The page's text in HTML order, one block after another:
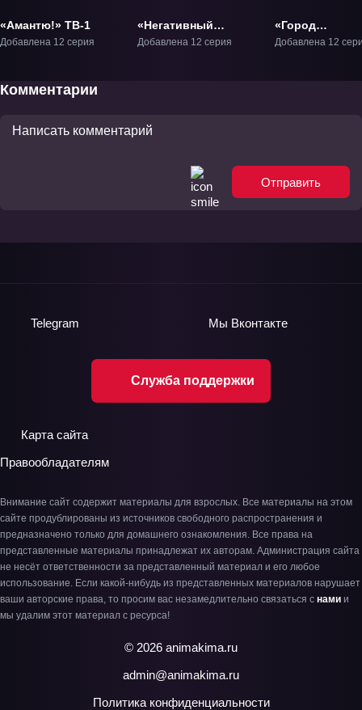
«Амантю!» ТВ-1
Добавлена 12 серия
«Негативный
позитивный рыбак»
Добавлена 12 серия
«Город
Добавлена 12
Комментарии
Отправить
Служба поддержки
Telegram Мы Вконтакте
Карта сайта
Правообладателям
Внимание сайт содержит материалы для взрослых. Все материалы на этом
сайте продублированы из источников свободного распространения и
предназначено только для домашнего ознакомления. Все права на
представленные материалы принадлежат их авторам. Администрация сайта
не несёт ответственности за представленный материал и его любое
использование. Если какой-нибудь из представленных материалов нарушает
ваши авторские права, то просим вас незамедлительно связаться с нами и
мы удалим этот материал с ресурса!
© 2026 animakima.ru
admin@animakima.ru
Политика конфиденциальности